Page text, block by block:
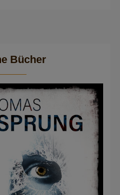
Bücher